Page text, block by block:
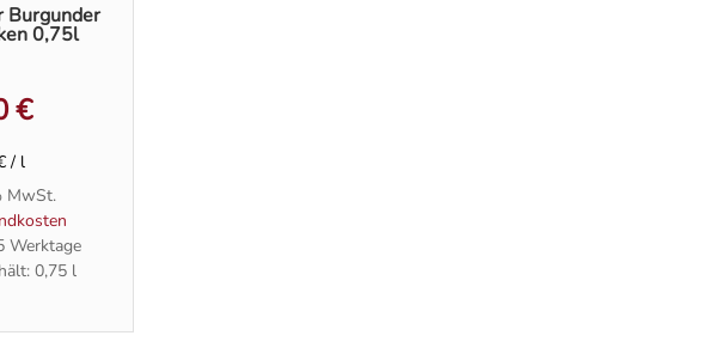
0,75l
€
/ l
MwSt.
Werktage
0,75 l